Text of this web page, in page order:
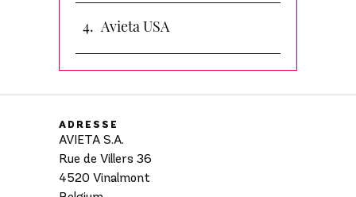
Avieta USA
ADRESSE
AVIETA S.A.
Rue de Villers 36
4520 Vinalmont